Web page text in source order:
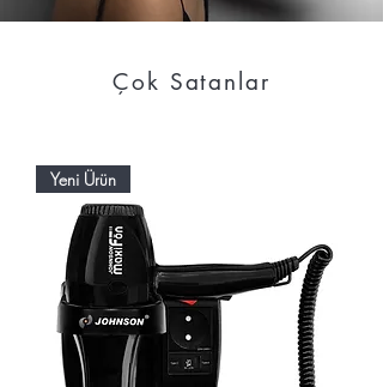
Çok Satanlar
Yeni Ürün